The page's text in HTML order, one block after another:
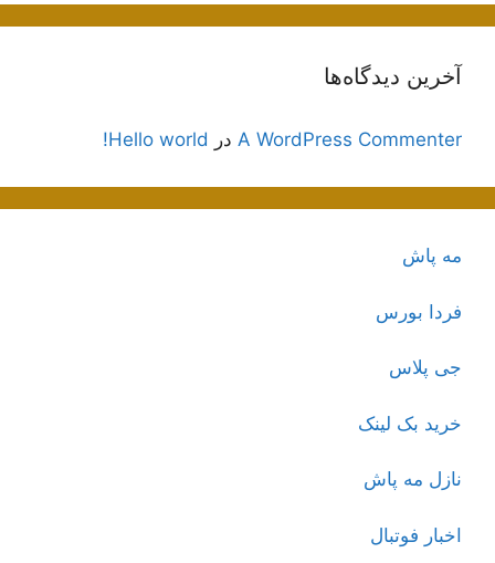
آخرین دیدگاه‌ها
A WordPress Commenter در Hello world!
مه پاش
فردا بورس
جی پلاس
خرید بک لینک
نازل مه پاش
اخبار فوتبال